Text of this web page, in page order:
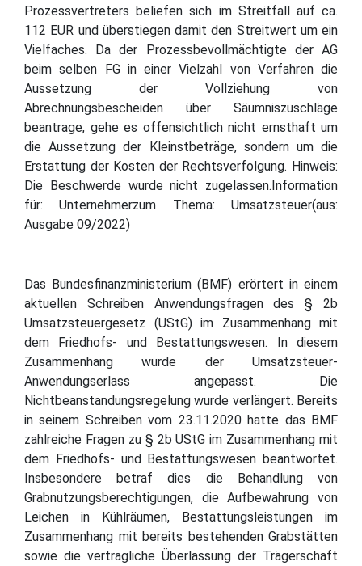
Prozessvertreters beliefen sich im Streitfall auf ca.
112 EUR und überstiegen damit den Streitwert um ein
Vielfaches. Da der Prozessbevollmächtigte der AG
beim selben FG in einer Vielzahl von Verfahren die
Aussetzung der Vollziehung von
Abrechnungsbescheiden über Säumniszuschläge
beantrage, gehe es offensichtlich nicht ernsthaft um
die Aussetzung der Kleinstbeträge, sondern um die
Erstattung der Kosten der Rechtsverfolgung. Hinweis:
Die Beschwerde wurde nicht zugelassen.Information
für: Unternehmerzum Thema: Umsatzsteuer(aus:
Ausgabe 09/2022)
Das Bundesfinanzministerium (BMF) erörtert in einem
aktuellen Schreiben Anwendungsfragen des § 2b
Umsatzsteuergesetz (UStG) im Zusammenhang mit
dem Friedhofs- und Bestattungswesen. In diesem
Zusammenhang wurde der Umsatzsteuer-
Anwendungserlass angepasst. Die
Nichtbeanstandungsregelung wurde verlängert. Bereits
in seinem Schreiben vom 23.11.2020 hatte das BMF
zahlreiche Fragen zu § 2b UStG im Zusammenhang mit
dem Friedhofs- und Bestattungswesen beantwortet.
Insbesondere betraf dies die Behandlung von
Grabnutzungsberechtigungen, die Aufbewahrung von
Leichen in Kühlräumen, Bestattungsleistungen im
Zusammenhang mit bereits bestehenden Grabstätten
sowie die vertragliche Überlassung der Trägerschaft